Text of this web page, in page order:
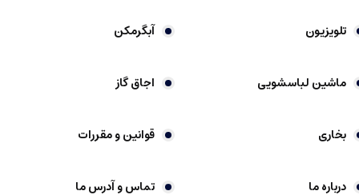
تلویزیون آبگرمکن
ماشین لباسشویی اجاق گاز
بخاری قوانین و مقررات
درباره ما تماس و آدرس ما